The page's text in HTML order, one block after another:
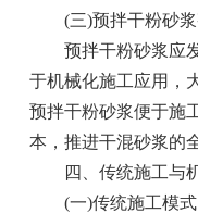
(三)预拌干粉砂浆
预拌干粉砂浆应发
于机械化施工应用，
预拌干粉砂浆便于施
本，推进干混砂浆的
四、传统施工与
(一)传统施工模式